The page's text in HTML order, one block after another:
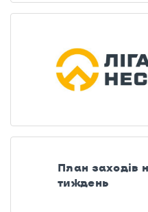
План заходів
тиждень